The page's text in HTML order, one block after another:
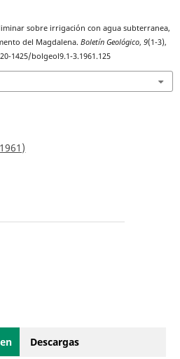
sobre irrigación con agua subterranea,
del Magdalena.Boletín Geológico,9(1-3),
1425/bolgeol9.1-3.1961.125
Descargas